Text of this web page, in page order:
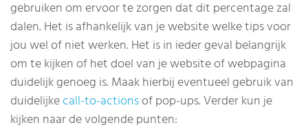
gebruiken om ervoor te zorgen dat dit percentage zal
dalen. Het is afhankelijk van je website welke tips voor
jou wel of niet werken. Het is in ieder geval belangrijk
om te kijken of het doel van je website of webpagina
duidelijk genoeg is. Maak hierbij eventueel gebruik van
duidelijkecall-to-actionsof pop-ups. Verder kun je
kijken naar de volgende punten: